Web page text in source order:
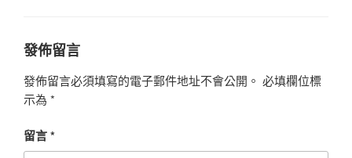
發佈留言
發佈留言必須填寫的電子郵件地址不會公開。 必填欄位標
示為 *
留言*